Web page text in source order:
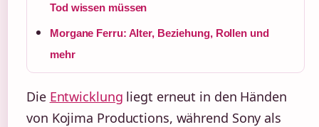
Tod wissen müssen
Morgane Ferru: Alter, Beziehung, Rollen und
mehr
Die Entwicklung liegt erneut in den Händen
von Kojima Productions, während Sony als